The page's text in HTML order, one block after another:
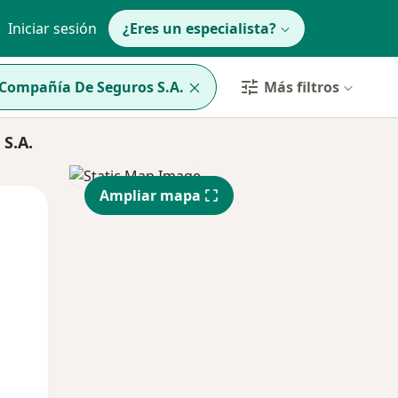
Iniciar sesión ¿Eres un especialista?
De Seguros S.A. Más filtros
Mar Mié
Ampliar mapa